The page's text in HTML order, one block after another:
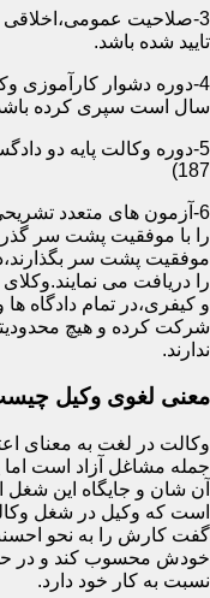
3-صلاحیت
تایید شده باشد.
4-دوره دشوار کارآموزی
سال است سپری کرده
5-دوره وکالت پایه دو
187)
6-آزمون های متعدد
را با موفقیت پشت سر
موفقیت پشت سر
را دریافت می
و کیفری،در تمام دادگاه
شرکت کرده و هیچ
ندارند.
معنی لغوی وکیل
وکالت در لغت به معنای
جمله مشاغل آزاد است اما
آن شان و جایگاه این شغل
است که وکیل در شغل
گفت کارش را به نحو
خودش محسوب کند و در
نسبت به کار خود دارد.